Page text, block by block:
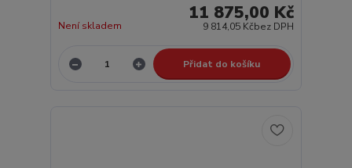
11 875,00 Kč
9 814,05 Kčbez DPH
Není skladem
Přidat do košíku